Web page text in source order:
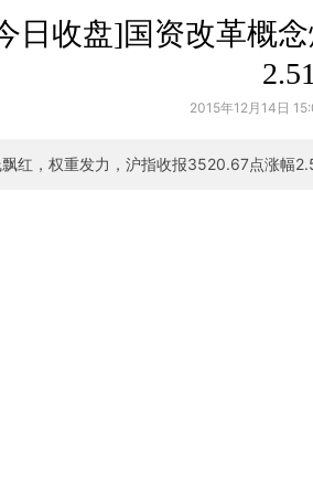
日收盘]国资改革概
2015年12月14日
红，权重发力，沪指收报3520.67点涨幅